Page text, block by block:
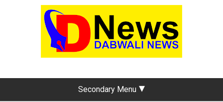
ABOUT US
INSTAGRAM
Secondary Menu